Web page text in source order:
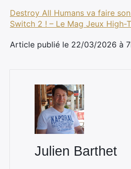
Destroy All Humans va faire
Switch 2 ! – Le Mag Jeux High-
Article publié le 22/03/2026 à
Julien Barthet